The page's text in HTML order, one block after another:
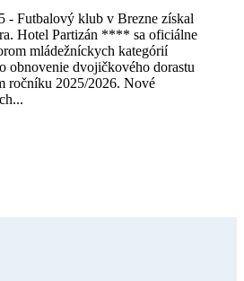
- Futbalový klub v Brezne získal
Hotel Partizán **** sa oficiálne
mládežníckych kategórií
obnovenie dvojičkového dorastu
ročníku 2025/2026. Nové